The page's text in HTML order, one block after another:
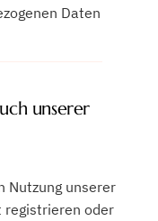
Daten
unserer
Nutzung unserer
registrieren oder